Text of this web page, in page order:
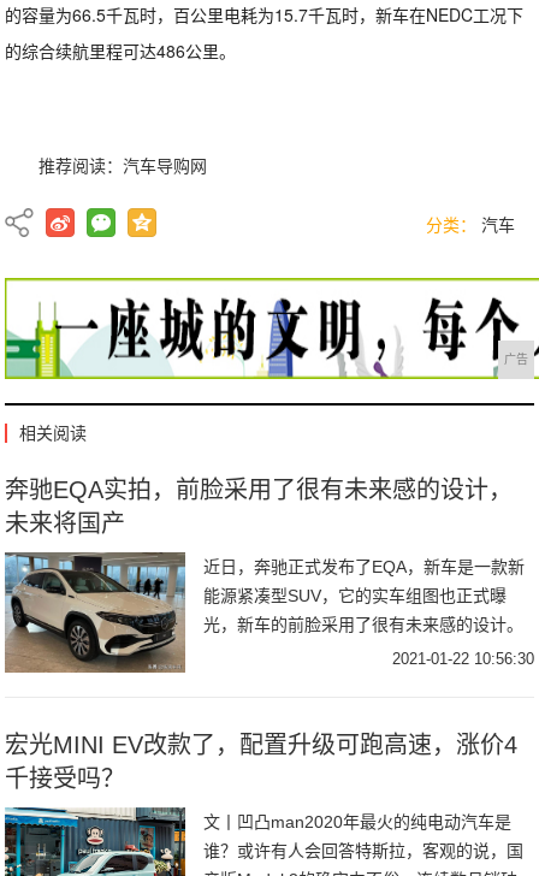
的容量为66.5千瓦时，百公里电耗为15.7千瓦时，新车在NEDC工况下
的综合续航里程可达486公里。
推荐阅读：汽车导购网
分类： 汽车
广告
相关阅读
奔驰EQA实拍，前脸采用了很有未来感的设计，
未来将国产
近日，奔驰正式发布了EQA，新车是一款新
能源紧凑型SUV，它的实车组图也正式曝
光，新车的前脸采用了很有未来感的设计。
奔驰EQA的外观风格和GLA很像，它采用了
2021-01-22 10:56:30
宏光MINI EV改款了，配置升级可跑高速，涨价4
千接受吗？
文丨凹凸man2020年最火的纯电动汽车是
谁？或许有人会回答特斯拉，客观的说，国